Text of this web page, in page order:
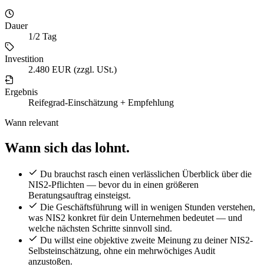
Dauer
1/2 Tag
Investition
2.480 EUR (zzgl. USt.)
Ergebnis
Reifegrad-Einschätzung + Empfehlung
Wann relevant
Wann sich das lohnt.
Du brauchst rasch einen verlässlichen Überblick über die
NIS2-Pflichten — bevor du in einen größeren
Beratungsauftrag einsteigst.
Die Geschäftsführung will in wenigen Stunden verstehen,
was NIS2 konkret für dein Unternehmen bedeutet — und
welche nächsten Schritte sinnvoll sind.
Du willst eine objektive zweite Meinung zu deiner NIS2-
Selbsteinschätzung, ohne ein mehrwöchiges Audit
anzustoßen.